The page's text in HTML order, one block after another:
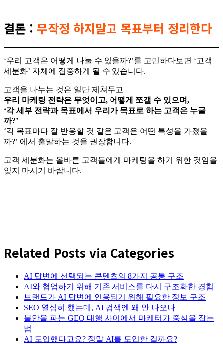
결론 : 무작정 하지말고 목표부터 정리한다
‘우리 고객은 어떻게 나눌 수 있을까?’를 고민하다보면 ‘고객
세분화’ 자체에 집중하게 될 수 있습니다.
고객을 나누는 것은 일단 제쳐두고
우리 마케팅 전략은 무엇이고, 어떻게 쪼갤 수 있으며,
‘각 세부 전략과 목표에서 우리가 목표로 하는 고객은 누굴
까?’
‘각 목표마다 잘 반응할 것 같은 고객은 어떤 특성을 가졌을
까?’ 에서 출발하는 것을 권장합니다.
고객 세분화는 올바른 고객들에게 마케팅을 하기 위한 것임을
잊지 마시기 바랍니다.
Related Posts via Categories
AI 답변에 선택되는 콘텐츠의 8가지 공통 구조
AI와 협업하기 위해 기존 서비스를 다시 구조화한 경험
브랜드가 AI 답변에 인용되기 위해 필요한 정보 구조
SEO 열심히 했는데, AI 검색엔 왜 안 나오나
불안을 파는 GEO 대행 사이에서 마케터가 중심을 잡는
법
AI 도입했다고요? 정말 AI를 도입한 걸까요?